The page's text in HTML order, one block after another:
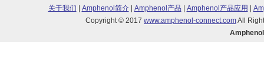
关于我们 Amphenol简介| Amphenol产品 Amphenol产品应用
Copyright © 2017 www.amphenol-connect.comAll